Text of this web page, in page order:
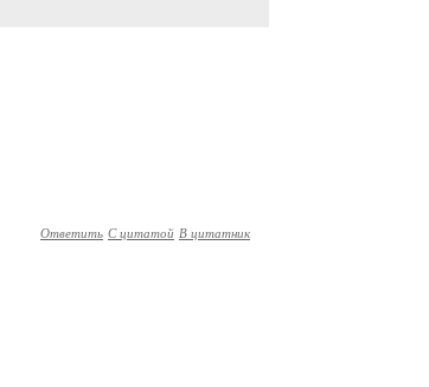
Ответить С цитатой В цитатник